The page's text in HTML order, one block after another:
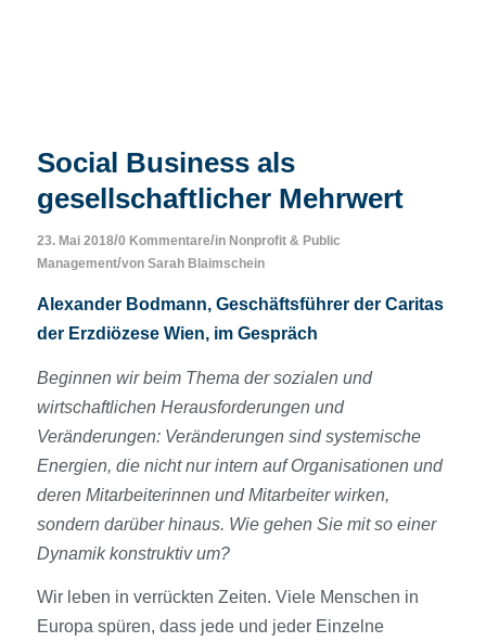
Social Business als
gesellschaftlicher Mehrwert
23. Mai 2018/0 Kommentare/in Nonprofit & Public
Management/von Sarah Blaimschein
Alexander Bodmann, Geschäftsführer der Caritas
der Erzdiözese Wien, im Gespräch
Beginnen wir beim Thema der sozialen und
wirtschaftlichen Herausforderungen und
Veränderungen: Veränderungen sind systemische
Energien, die nicht nur intern auf Organisationen und
deren Mitarbeiterinnen und Mitarbeiter wirken,
sondern darüber hinaus. Wie gehen Sie mit so einer
Dynamik konstruktiv um?
Wir leben in verrückten Zeiten. Viele Menschen in
Europa spüren, dass jede und jeder Einzelne